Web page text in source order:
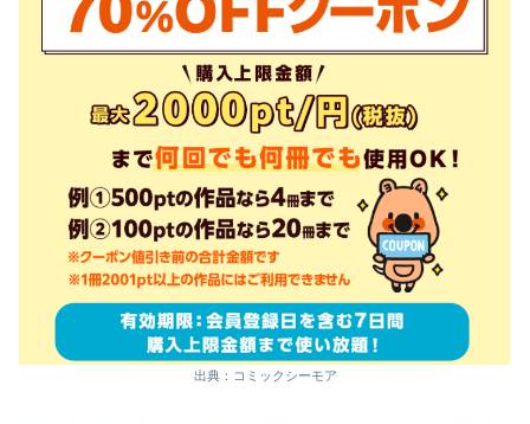
出典：コミックシーモア